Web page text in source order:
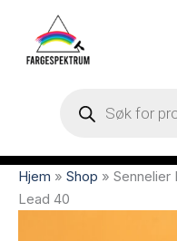
search
Hjem » Shop » Sennelier
Lead 40